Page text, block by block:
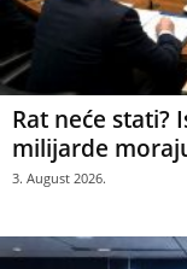
Rat neće stati?
milijarde
3. August 2026.